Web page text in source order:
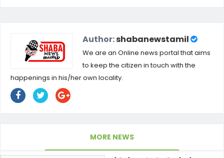
Author:shabanewstamil
We are an Online news portal that aims
to keep the citizen in touch with the
happenings in his/her own locality.
MORE NEWS